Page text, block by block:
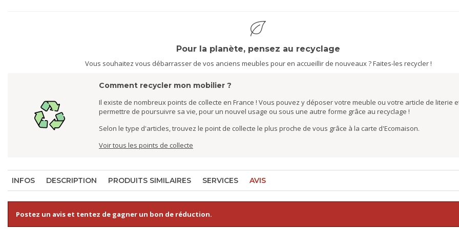
Pour la planète, pensez au recyclage
Vous souhaitez vous débarrasser de vos anciens meubles pour en accueillir de nouveaux ? Faites-les recycler !
Comment recycler mon mobilier ?
Il existe de nombreux points de collecte en France ! Vous pouvez y déposer votre meuble ou votre article de literie
permettre de poursuivre sa vie, pour un nouvel usage ou sous une autre forme grâce au recyclage !
Selon le type d'articles, trouvez le point de collecte le plus proche de vous grâce à la carte d'Ecomaison.
Voir tous les points de collecte
INFOS DESCRIPTION PRODUITS SIMILAIRES SERVICES AVIS
Postez un avis et tentez de gagner un bon de réduction.